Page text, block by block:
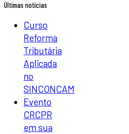
Últimas notícias
Curso
Reforma
Tributária
Aplicada
no
SINCONCAM
Evento
CRCPR
em sua